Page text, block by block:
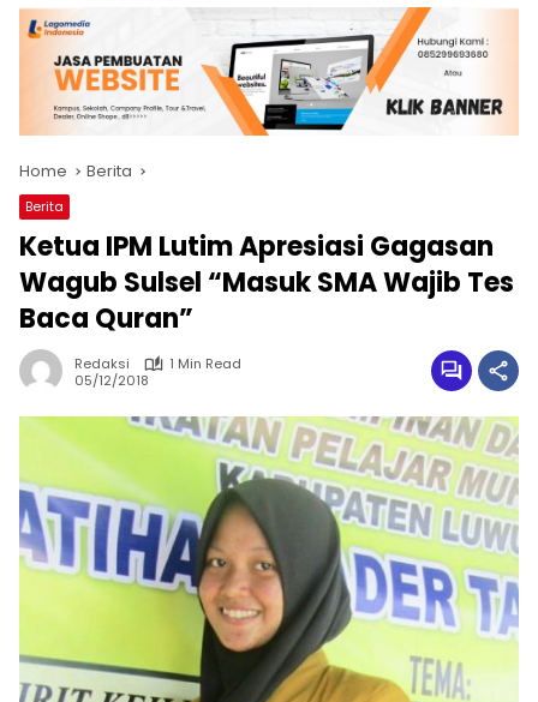
Home Berita
Berita
Ketua IPM Lutim Apresiasi Gagasan
Wagub Sulsel “Masuk SMA Wajib Tes
Baca Quran”
Redaksi
1 Min Read
05/12/2018